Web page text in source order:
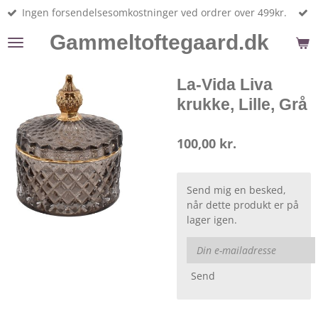
Spring
hovedindholdGammeltoftegaard.dk
Ingen forsendelsesomkostninger ved ordrer over 499kr.
La-Vida Liva
krukke, Lille, Grå
100,00 kr.
Send mig en besked,
når dette produkt er på
lager igen.
Send